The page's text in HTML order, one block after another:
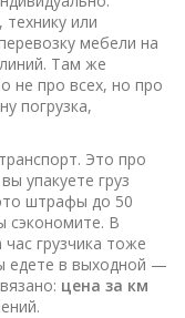
или
мебели на
Там же
не про всех, но про
погрузка,
Это про
упакуете груз
штрафы до 50
сэкономите. В
грузчика тоже
едете в выходной —
цена за км